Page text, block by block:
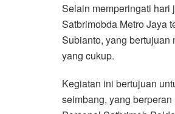
Selain memperingati hari
Satbrimobda Metro Jaya
Subianto, yang bertujuan
yang cukup.
Kegiatan ini bertujuan
seimbang, yang